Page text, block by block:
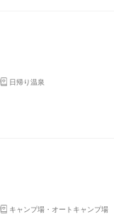
日帰り温泉
キャンプ場・オートキャンプ場